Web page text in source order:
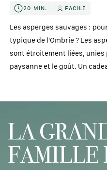
20 MIN. FACILE
Les asperges sauvages :
typique de l'Ombrie ? Les
sont étroitement liées,
paysanne et le goût. Un
LA
FAMILLE